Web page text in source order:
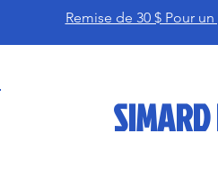
Remise de 30 $ Pour